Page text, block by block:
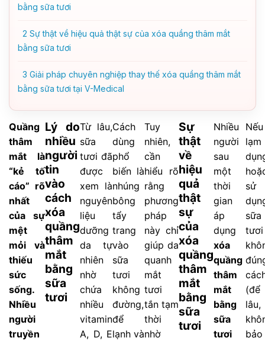
bằng sữa tươi
2 Sự thật về hiệu quả thật sự của xóa quầng thâm mắt
bằng sữa tươi
3 Giải pháp chuyên nghiệp thay thế xóa quầng thâm mắt
bằng sữa tươi tại V-Medical
Quầng
thâm
mắt là
“kẻ tố
cáo” rõ
nhất
của sự
mệt
mỏi và
thiếu
sức
sống.
Nhiều
người
truyền
Lý do
nhiều
người
tin
vào
cách
xóa
quầng
thâm
mắt
bằng
sữa
tươi
Từ lâu,
sữa
tươi đã
được
xem là
nguyên
liệu
dưỡng
da tự
nhiên
nhờ
chứa
nhiều
vitamin
A, D, E
Cách
dùng
phổ
biến là
nhúng
bông
tẩy
trang
vào
sữa
tươi
không
đường,
để
lạnh và
Tuy
nhiên,
cần
hiểu rõ
rằng
phương
pháp
này chỉ
giúp da
quanh
mắt
tươi
tắn tạm
thời
nhờ
Sự
thật
về
hiệu
quả
thật
sự
của
xóa
quầng
thâm
mắt
bằng
sữa
tươi
Nhiều
người
sau
một
thời
gian
áp
dụng
xóa
quầng
thâm
mắt
bằng
sữa
tươi
Nếu
lạm
sử
sữa
tươi
(để
lâu,
bảo